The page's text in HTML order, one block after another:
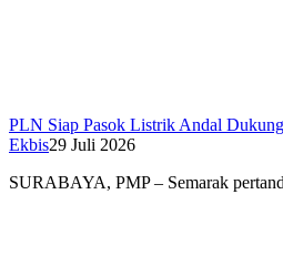
PLN Siap Pasok Listrik Andal
Ekbis29 Juli 2026
SURABAYA, PMP – Semarak